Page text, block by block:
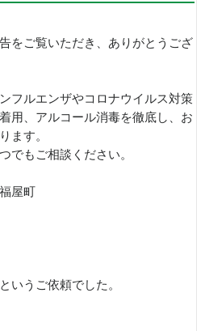
をご覧いただき、ありがとうござ
フルエンザやコロナウイルス対策
用、アルコール消毒を徹底し、お
ます。
でもご相談ください。
屋町
いうご依頼でした。